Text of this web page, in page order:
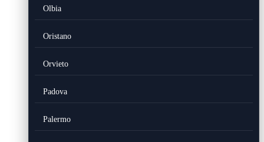
Olbia
Oristano
Orvieto
Padova
Palermo